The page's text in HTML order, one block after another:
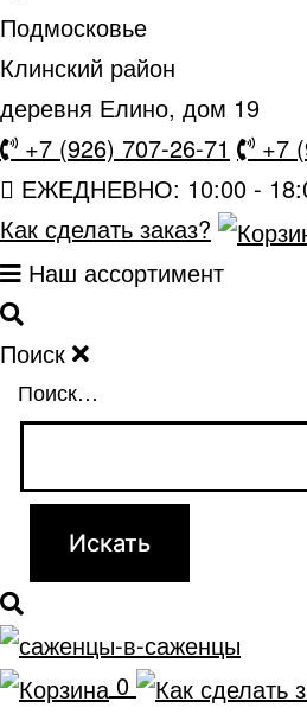
Подмосковье
Клинский район
деревня Елино, дом 19
+7 (926) 707-26-71
+7
ЕЖЕДНЕВНО: 10:00 -
Как сделать заказ?
Наш ассортимент
Поиск
Поиск…
0